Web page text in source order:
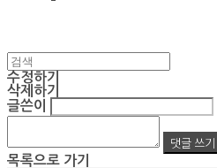
수정하기
삭제하기
글쓴이
댓글 쓰기
목록으로 가기